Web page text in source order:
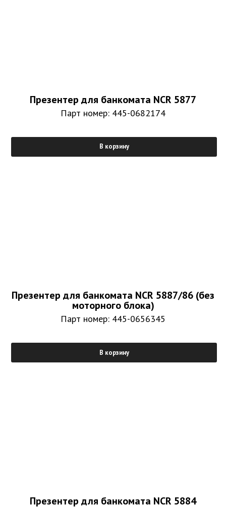
Презентер для банкомата NCR 5877
Парт номер: 445-0682174
В корзину
Презентер для банкомата NCR 5887/86 (без
моторного блока)
Парт номер: 445-0656345
В корзину
Презентер для банкомата NCR 5884